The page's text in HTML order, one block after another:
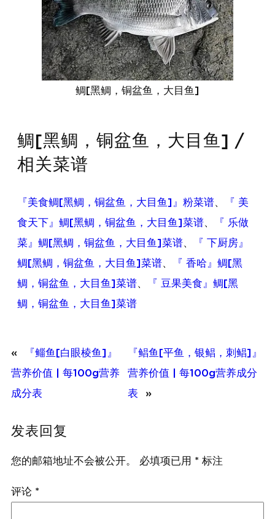
鲷[黑鲷，铜盆鱼，大目鱼]
鲷[黑鲷，铜盆鱼，大目鱼] /
相关菜谱
『美食鲷[黑鲷，铜盆鱼，大目鱼]』粉菜谱、
『 美
食天下』鲷[黑鲷，铜盆鱼，大目鱼]菜谱、
『 乐做
菜』鲷[黑鲷，铜盆鱼，大目鱼]菜谱、
『 下厨房』
鲷[黑鲷，铜盆鱼，大目鱼]菜谱、
『 香哈』鲷[黑
鲷，铜盆鱼，大目鱼]菜谱、
『 豆果美食』鲷[黑
鲷，铜盆鱼，大目鱼]菜谱
«
『鲻鱼[白眼棱鱼]』
营养价值 | 每100g营养
成分表
『鲳鱼[平鱼，银鲳，刺鲳]』
营养价值 | 每100g营养成分
表
»
发表回复
您的邮箱地址不会被公开。 必填项已用 * 标注
评论 *